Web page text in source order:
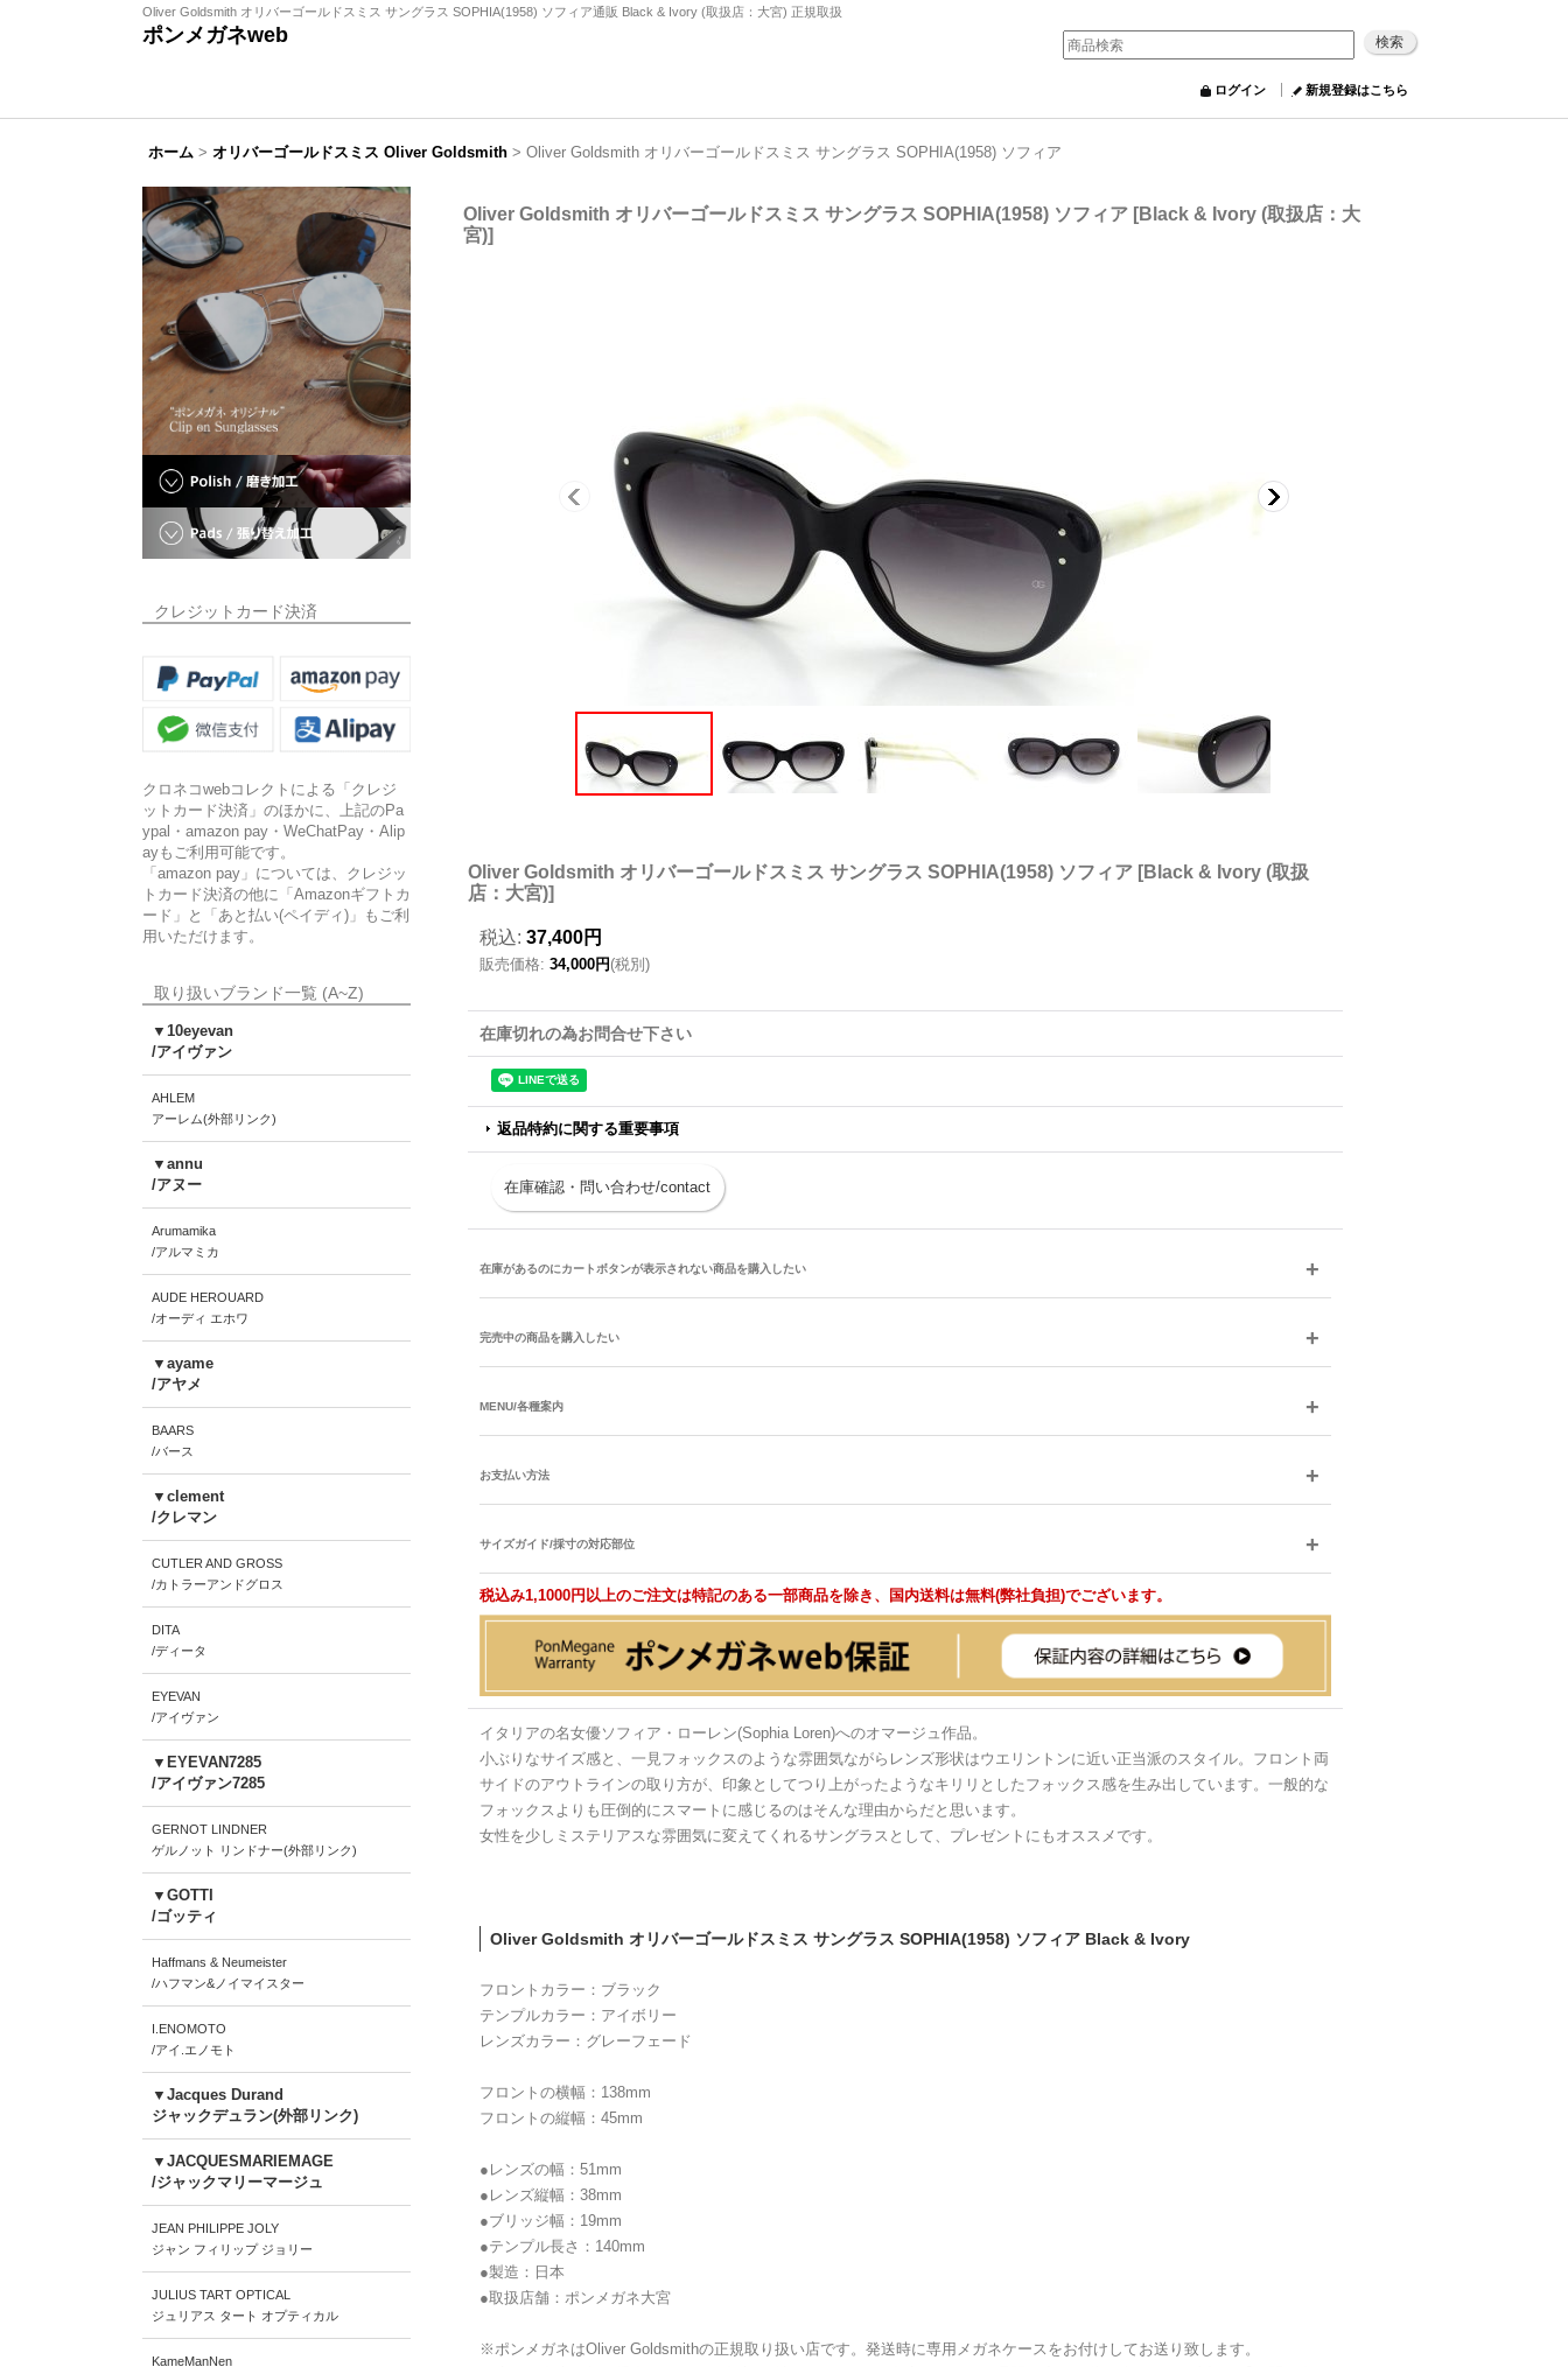
Oliver Goldsmith オリバーゴールドスミス サングラス SOPHIA(1958) ソフィア通販 Black & Ivory (取扱店：大宮) 正規取扱
ポンメガネweb
ログイン 新規登録はこちら
ホーム > オリバーゴールドスミス Oliver Goldsmith > Oliver Goldsmith オリバーゴールドスミス サングラス SOPHIA(1958) ソフィア
Oliver Goldsmith オリバーゴールドスミス サングラス SOPHIA(1958) ソフィア [Black & Ivory (取扱店：大
宮)]
Oliver Goldsmith オリバーゴールドスミス サングラス SOPHIA(1958) ソフィア [Black & Ivory (取扱
店：大宮)]
販売価格: 34,000円 (税別)
税込: 37,400円
在庫切れの為お問合せ下さい
返品特約に関する重要事項
在庫確認・問い合わせ/contact
在庫があるのにカートボタンが表示されない商品を購入したい
完売中の商品を購入したい
MENU/各種案内
お支払い方法
サイズガイド/採寸の対応部位
税込み1,1000円以上のご注文は特記のある一部商品を除き、国内送料は無料(弊社負担)でございます。
イタリアの名女優ソフィア・ローレン(Sophia Loren)へのオマージュ作品。
小ぶりなサイズ感と、一見フォックスのような雰囲気ながらレンズ形状はウエリントンに近い正当派のスタイル。フロント両
サイドのアウトラインの取り方が、印象としてつり上がったようなキリリとしたフォックス感を生み出しています。一般的な
フォックスよりも圧倒的にスマートに感じるのはそんな理由からだと思います。
女性を少しミステリアスな雰囲気に変えてくれるサングラスとして、プレゼントにもオススメです。
Oliver Goldsmith オリバーゴールドスミス サングラス SOPHIA(1958) ソフィア Black & Ivory
フロントカラー：ブラック
テンプルカラー：アイボリー
レンズカラー：グレーフェード
フロントの横幅：138mm
フロントの縦幅：45mm
●レンズの幅：51mm
●レンズ縦幅：38mm
●ブリッジ幅：19mm
●テンプル長さ：140mm
●製造：日本
●取扱店舗：ポンメガネ大宮
※ポンメガネはOliver Goldsmithの正規取り扱い店です。発送時に専用メガネケースをお付けしてお送り致します。
クレジットカード決済
クロネコwebコレクトによる「クレジ
ットカード決済」のほかに、上記のPa
ypal・amazon pay・WeChatPay・Alip
ayもご利用可能です。
「amazon pay」については、クレジッ
トカード決済の他に「Amazonギフトカ
ード」と「あと払い(ペイディ)」もご利
用いただけます。
取り扱いブランド一覧 (A~Z)
▼10eyevan
/アイヴァン
AHLEM
アーレム(外部リンク)
▼annu
/アヌー
Arumamika
/アルマミカ
AUDE HEROUARD
/オーディ エホワ
▼ayame
/アヤメ
BAARS
/バース
▼clement
/クレマン
CUTLER AND GROSS
/カトラーアンドグロス
DITA
/ディータ
EYEVAN
/アイヴァン
▼EYEVAN7285
/アイヴァン7285
GERNOT LINDNER
ゲルノット リンドナー(外部リンク)
▼GOTTI
/ゴッティ
Haffmans & Neumeister
/ハフマン&ノイマイスター
I.ENOMOTO
/アイ.エノモト
▼Jacques Durand
ジャックデュラン(外部リンク)
▼JACQUESMARIEMAGE
/ジャックマリーマージュ
JEAN PHILIPPE JOLY
ジャン フィリップ ジョリー
JULIUS TART OPTICAL
ジュリアス タート オプティカル
KameManNen